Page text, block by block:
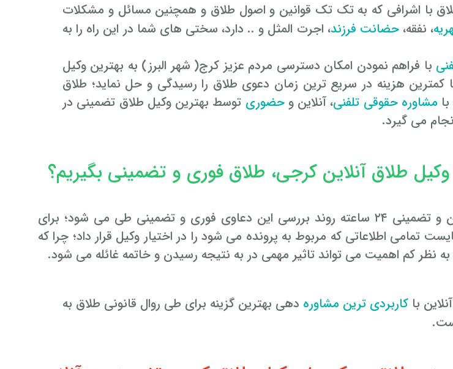
با اشرافی که به تک تک قوانین و اصول طلاق و همچنین مسائل و مشکلات
، نفقه،حضانت فرزند، اجرت المثل و .. دارد، سختی های شما در این راه را به
با فراهم نمودن امکان دسترسی مردم عزیز کرج( شهر البرز) به بهترین وکیل
کمترین هزینه در سریع ترین زمان دعوی طلاق را رسیدگی و حل نماید؛ طلاق
مشاوره حقوقی تلفنی، آنلاین وحضوری توسط بهترین وکیل طلاق تضمینی در
می گیرد.
وکیل طلاق آنلاین کرجی، طلاق فوری و تضمینی بگیریم؟
با اخذ وکیل طلاق کرج آنلاین و تضمینی ۲۴ ساعته روند بررسی این دعاوی فوری و تضمینی طی می شود؛ برای
تمامی اطلاعاتی که مربوط به پرونده می شود را در اختیار وکیل قرار داد؛ چرا که
نظر کم اهمیت می تواند تاثیر مهمی در به نتیجه رسیدن و خاتمه غائله می شود.
با کاربردی ترین مشاوره دهی بهترین گزینه برای طی روال قانونی طلاق به